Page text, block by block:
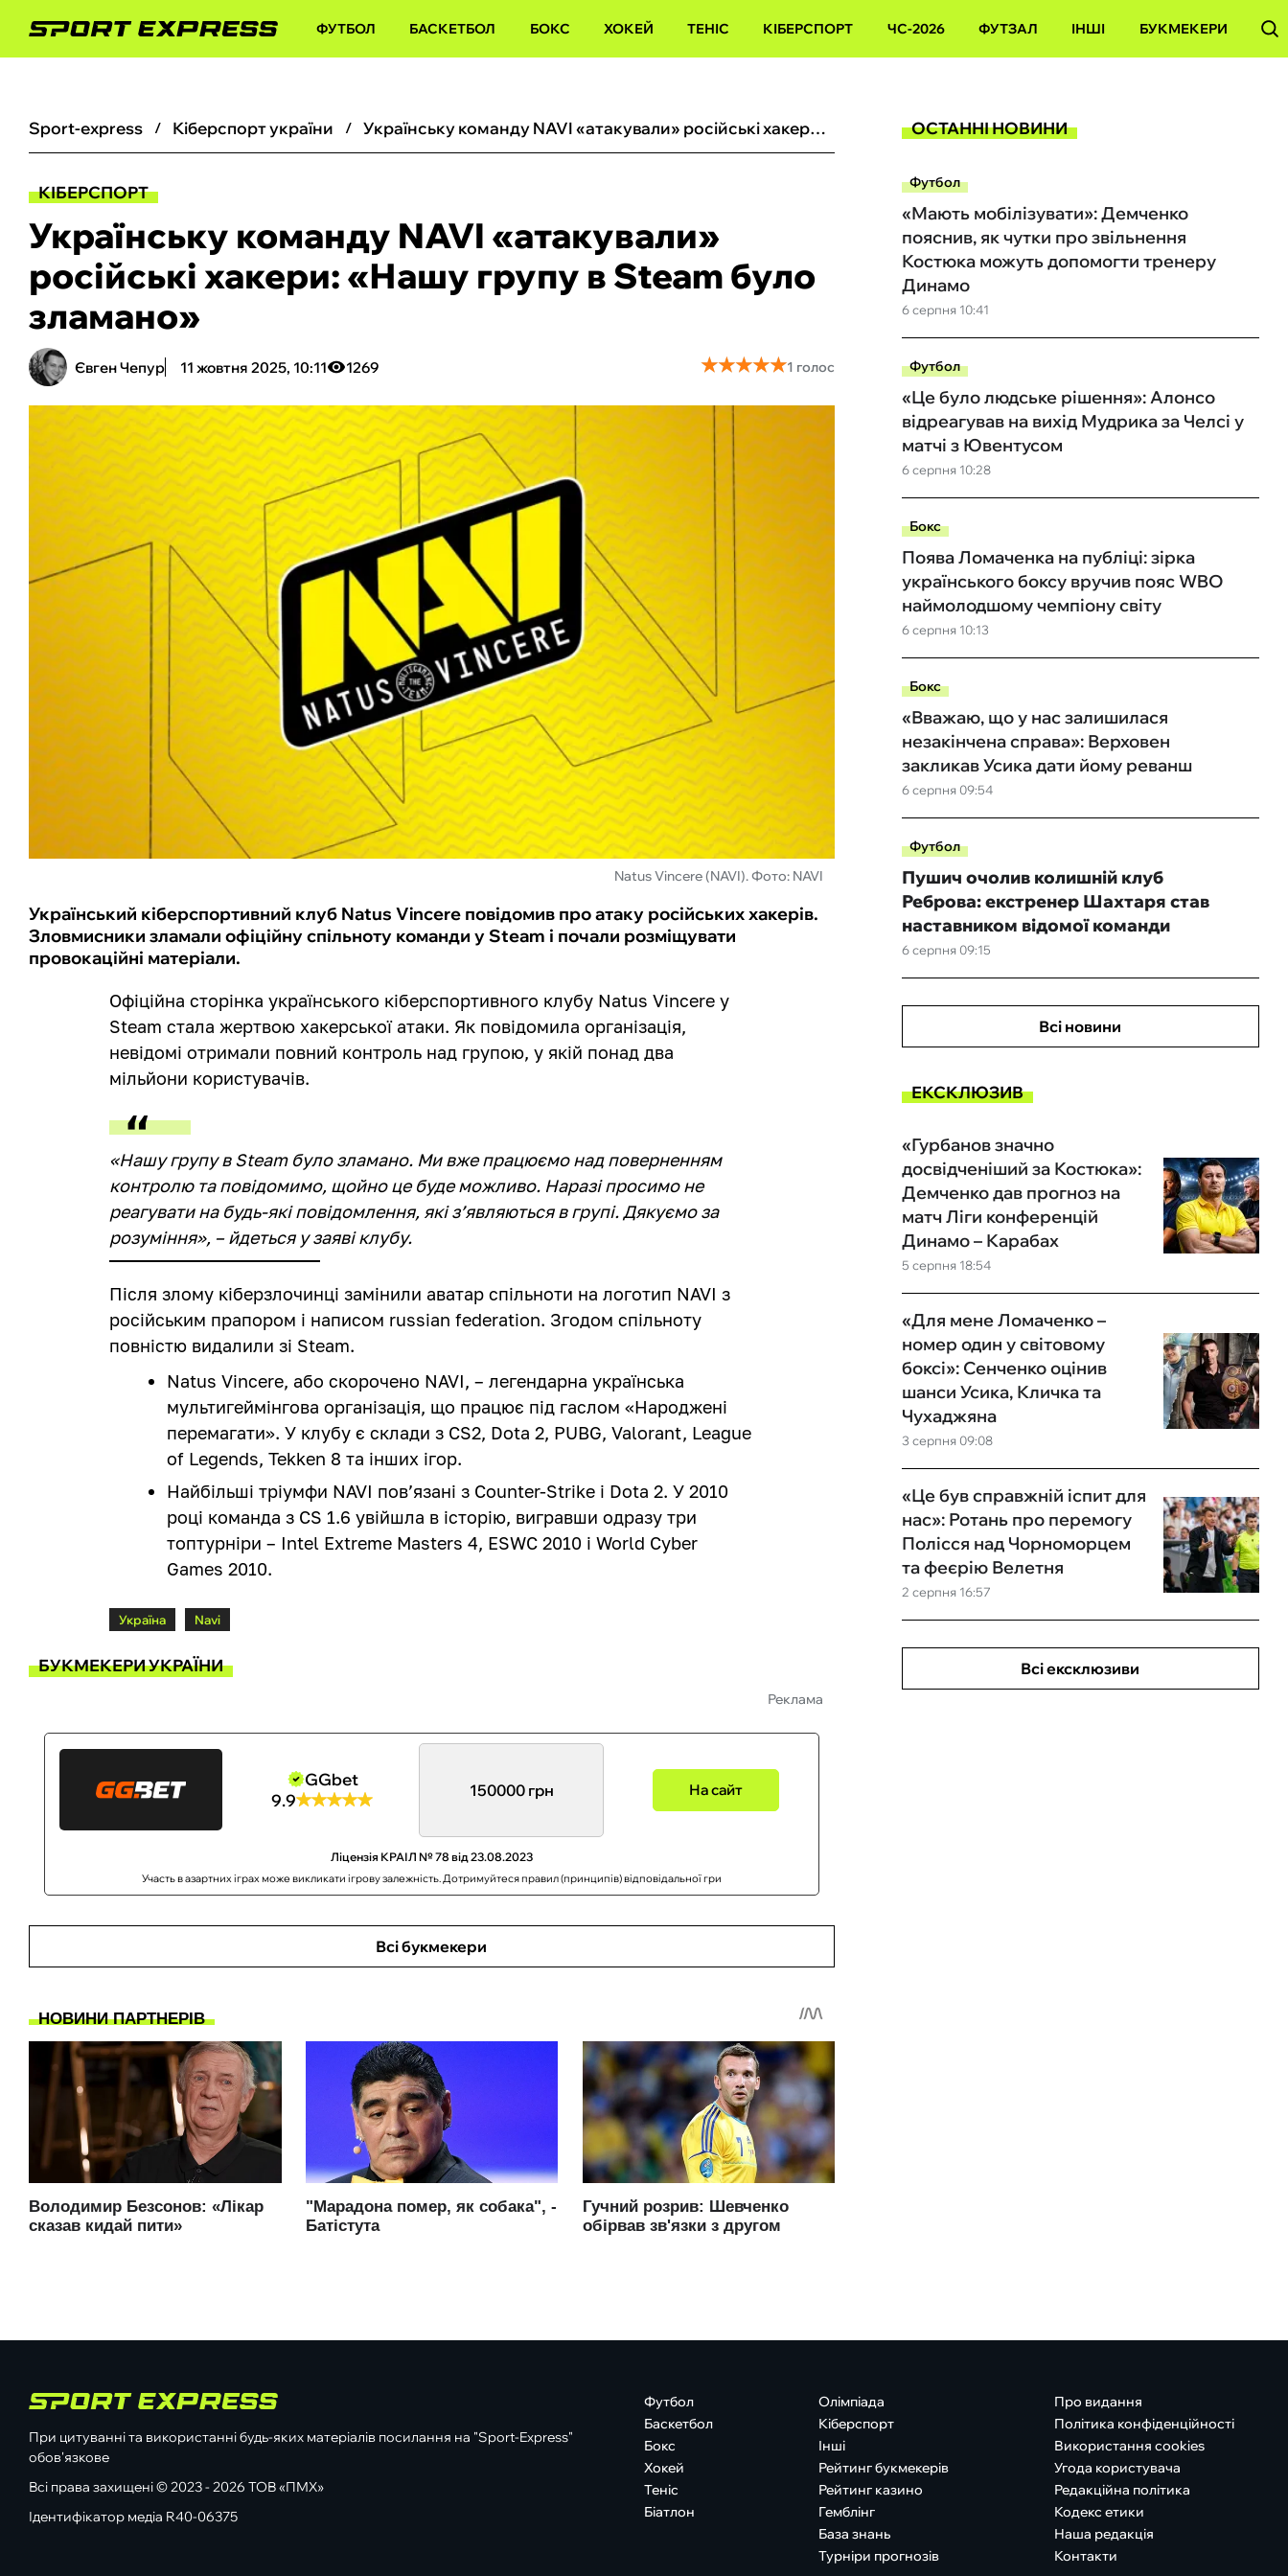
ФУТБОЛ БАСКЕТБОЛ БОКС ХОКЕЙ ТЕНІС КІБЕРСПОРТ ЧС-2026 ФУТЗАЛ ІНШІ БУКМЕКЕРИ
sport-express кіберспорт україни Українську команду NAVI «атакували» російські хакери: «Нашу групу в Steam було зламано‎»
КІБЕРСПОРТ
Українську команду NAVI «атакували»
російські хакери: «Нашу групу в Steam було
зламано‎»
Євген Чепур 11 жовтня 2025, 10:11 1269 ★★★★★
★★★★★1 голос
Natus Vincere (NAVI). Фото: NAVI
Український кіберспортивний клуб Natus Vincere повідомив про атаку російських хакерів.
Зловмисники зламали офіційну спільноту команди у Steam і почали розміщувати
провокаційні матеріали.
Офіційна сторінка українського кіберспортивного клубу Natus Vincere у
Steam стала жертвою хакерської атаки. Як повідомила організація,
невідомі отримали повний контроль над групою, у якій понад два
мільйони користувачів.
«Нашу групу в Steam було зламано. Ми вже працюємо над поверненням
контролю та повідомимо, щойно це буде можливо. Наразі просимо не
реагувати на будь-які повідомлення, які з’являються в групі. Дякуємо за
розуміння», – йдеться у заяві клубу.
Після злому кіберзлочинці замінили аватар спільноти на логотип NAVI з
російським прапором і написом russian federation. Згодом спільноту
повністю видалили зі Steam.
Natus Vincere, або скорочено NAVI, – легендарна українська
мультигеймінгова організація, що працює під гаслом «Народжені
перемагати». У клубу є склади з CS2, Dota 2, PUBG, Valorant, League
of Legends, Tekken 8 та інших ігор.
Найбільші тріумфи NAVI пов’язані з Counter-Strike і Dota 2. У 2010
році команда з CS 1.6 увійшла в історію, вигравши одразу три
топтурніри – Intel Extreme Masters 4, ESWC 2010 і World Cyber
Games 2010.
Україна Navi
БУКМЕКЕРИ УКРАЇНИ
Реклама
GGbet
9.9
150000 грн На сайт
Ліцензія КРАІЛ № 78 від 23.08.2023
Участь в азартних іграх може викликати ігрову залежність. Дотримуйтеся правил (принципів) відповідальної гри
Всі букмекери
ОСТАННІ НОВИНИ
Футбол
6 серпня 10:41
«Мають мобілізувати»: Демченко
пояснив, як чутки про звільнення
Костюка можуть допомогти тренеру
Динамо
Футбол
6 серпня 10:28
«Це було людське рішення»: Алонсо
відреагував на вихід Мудрика за Челсі у
матчі з Ювентусом
Бокс
6 серпня 10:13
Поява Ломаченка на публіці: зірка
українського боксу вручив пояс WBO
наймолодшому чемпіону світу
Бокс
6 серпня 09:54
«Вважаю, що у нас залишилася
незакінчена справа»: Верховен
закликав Усика дати йому реванш
Футбол
6 серпня 09:15
Пушич очолив колишній клуб
Реброва: екстренер Шахтаря став
наставником відомої команди
Всі новини
ЕКСКЛЮЗИВ
5 серпня 18:54
«Гурбанов значно
досвідченіший за Костюка»:
Демченко дав прогноз на
матч Ліги конференцій
Динамо – Карабах
3 серпня 09:08
«Для мене Ломаченко –
номер один у світовому
боксі»: Сенченко оцінив
шанси Усика, Кличка та
Чухаджяна
2 серпня 16:57
«Це був справжній іспит для
нас»: Ротань про перемогу
Полісся над Чорноморцем
та феєрію Велетня
Всі ексклюзиви
При цитуванні та використанні будь-яких матеріалів посилання на "Sport-Express"
обов'язкове
Всі права захищені © 2023 - 2026 ТОВ «ПМХ»
Ідентифікатор медіа R40-06375
Футбол
Баскетбол
Бокс
Хокей
Теніс
Біатлон
Олімпіада
Кіберспорт
Інші
Рейтинг букмекерів
Рейтинг казино
Гемблінг
База знань
Турніри прогнозів
Про видання
Політика конфіденційності
Використання cookies
Угода користувача
Редакційна політика
Кодекс етики
Наша редакція
Контакти